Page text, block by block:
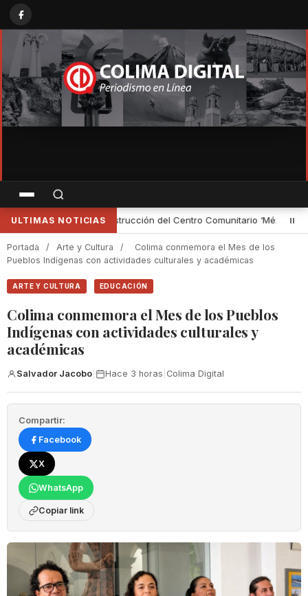
ULTIMAS NOTICIAS
Imparable’ en Colima • Representantes de IAP se
Portada / Arte y Cultura /
Colima conmemora el Mes de los
Pueblos Indígenas con actividades culturales y académicas
ARTE Y CULTURA EDUCACIÓN
Colima conmemora el Mes de los Pueblos
Indígenas con actividades culturales y
académicas
Salvador Jacobo Hace 3 horas Colima Digital
Compartir:
Facebook
X
WhatsApp
Copiar link